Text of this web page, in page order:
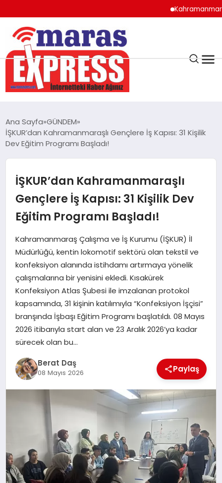
Kahramanmaraş’ta
K.MARAŞ
ANDIRIN
AFŞİN
ÇAĞLAYANCERİT
BİZE ULAŞIN
GÖKSUN
TÜRKOĞLU
PAZARCIK
KÜNYE
NURHAK
Ana Sayfa GÜNDEM
İŞKUR’dan Kahramanmaraşlı Gençlere İş Kapısı: 31 Kişilik
Dev Eğitim Programı Başladı!
İŞKUR’dan Kahramanmaraşlı
Gençlere İş Kapısı: 31 Kişilik Dev
Eğitim Programı Başladı!
Kahramanmaraş Çalışma ve İş Kurumu (İŞKUR) İl
Müdürlüğü, kentin lokomotif sektörü olan tekstil ve
konfeksiyon alanında istihdamı artırmaya yönelik
çalışmalarına bir yenisini ekledi. Kısakürek
Konfeksiyon Atlas Şubesi ile imzalanan protokol
kapsamında, 31 kişinin katılımıyla “Konfeksiyon İşçisi”
branşında İşbaşı Eğitim Programı başlatıldı. 08 Mayıs
2026 itibarıyla start alan ve 23 Aralık 2026’ya kadar
sürecek olan bu…
Berat Daş
08 Mayıs 2026 Paylaş